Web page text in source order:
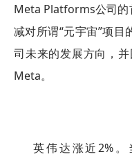
Meta Platforms公司的
减对所谓“元宇宙”项
司未来的发展方向，
Meta。
英伟达涨近2%